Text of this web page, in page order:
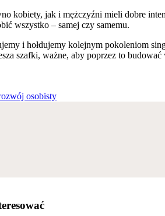
kobiety, jak i mężczyźni mieli dobre
wszystko – samej czy samemu.
i hołdujemy kolejnym pokoleniom
szafki, ważne, aby poprzez to budować
osobisty